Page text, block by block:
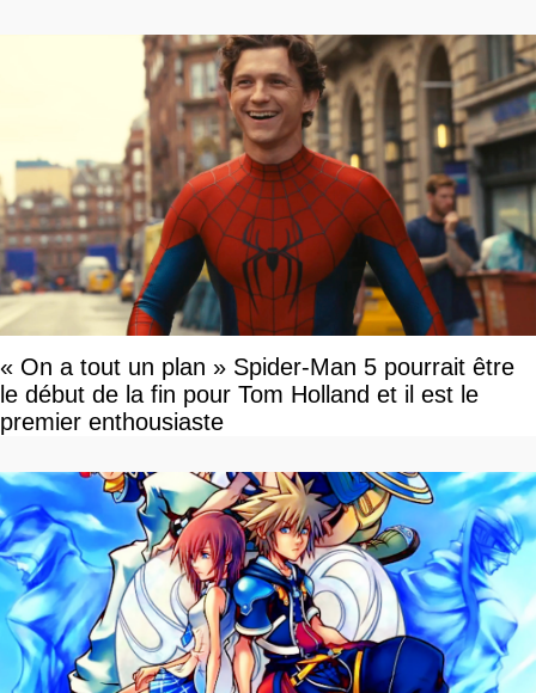
« On a tout un plan » Spider-Man 5 pourrait être
le début de la fin pour Tom Holland et il est le
premier enthousiaste